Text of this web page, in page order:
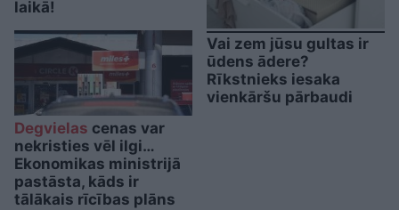
laikā!
Degvielas cenas var
nekristies vēl ilgi…
Ekonomikas ministrijā
pastāsta, kāds ir
tālākais rīcības plāns
Vai zem jūsu gultas ir
ūdens ādere?
Rīkstnieks iesaka
vienkāršu pārbaudi